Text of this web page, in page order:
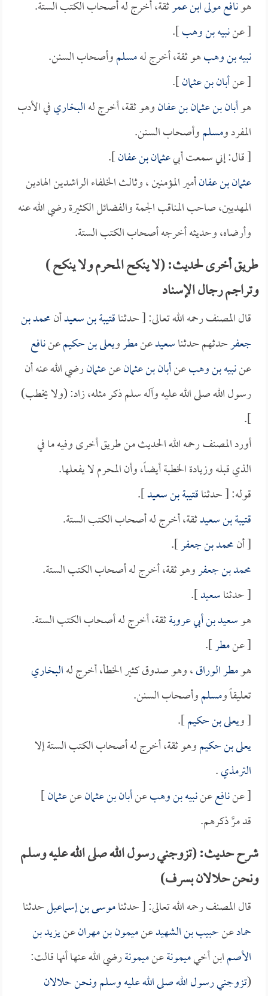
هونافع مولى ابن عمرثقة، أخرج له أصحاب الكتب الستة.
[ عننبيه بن وهب].
نبيه بن وهبهو ثقة، أخرج لهمسلموأصحاب السنن.
[ عنأبان بن عثمان].
هوأبان بن عثمان بن عفانوهو ثقة، أخرج لهالبخاريفي الأدب
المفرد ومسلموأصحاب السنن.
[ قال: إني سمعت أبيعثمان بن عفان].
عثمان بن عفانأمير المؤمنين ، وثالث الخلفاء الراشدين الهادين
المهديين، صاحب المناقب الجمة والفضائل الكثيرة رضي الله عنه
وأرضاه، وحديثه أخرجه أصحاب الكتب الستة.
طريق أخرى لحديث: (لا ينكح المحرم ولا ينكح )
وتراجم رجال الإسناد
قال المصنف رحمه الله تعالى: [ حدثناقتيبة بن سعيدأنمحمد بن
جعفرحدثهم حدثناسعيدعنمطرويعلى بن حكيمعننافع
عننبيه بن وهبعنأبان بن عثمانعنعثمانرضي الله عنه أن
رسول الله صلى الله عليه وآله سلم ذكر مثله، زاد: (ولا يخطب)
].
أورد المصنف رحمه الله الحديث من طريق أخرى وفيه ما في
الذي قبله وزيادة الخطبة أيضاً، وأن المحرم لا يفعلها.
قوله: [ حدثناقتيبة بن سعيد].
قتيبة بن سعيدثقة، أخرج له أصحاب الكتب الستة.
[ أنمحمد بن جعفر].
محمد بن جعفروهو ثقة، أخرج له أصحاب الكتب الستة.
[ حدثناسعيد].
هوسعيد بن أبي عروبةثقة، أخرج له أصحاب الكتب الستة.
[ عنمطر].
هومطر الوراق، وهو صدوق كثير الخطأ، أخرج لهالبخاري
تعليقاً ومسلموأصحاب السنن.
[ ويعلى بن حكيم].
يعلى بن حكيموهو ثقة، أخرج له أصحاب الكتب الستة إلا
الترمذي.
[ عننافععننبيه بن وهبعنأبان بن عثمانعنعثمان]
قد مرَّ ذكرهم.
شرح حديث: (تزوجني رسول الله صلى الله عليه وسلم
ونحن حلالان بسرف)
قال المصنف رحمه الله تعالى: [ حدثناموسى بن إسماعيلحدثنا
حمادعنحبيب بن الشهيدعنميمون بن مهرانعنيزيد بن
الأصمابن أخيميمونةعنميمونةرضي الله عنها أنها قالت:
(تزوجني رسول الله صلى الله عليه وسلم ونحن حلالان